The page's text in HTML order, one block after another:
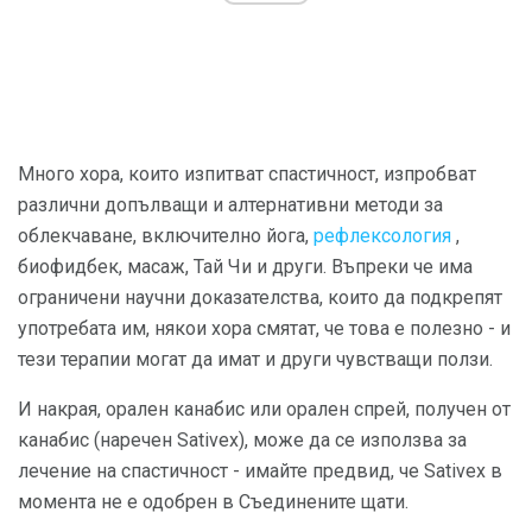
Много хора, които изпитват спастичност, изпробват
различни допълващи и алтернативни методи за
облекчаване, включително йога, рефлексология ,
биофидбек, масаж, Тай Чи и други. Въпреки че има
ограничени научни доказателства, които да подкрепят
употребата им, някои хора смятат, че това е полезно - и
тези терапии могат да имат и други чувстващи ползи.
И накрая, орален канабис или орален спрей, получен от
канабис (наречен Sativex), може да се използва за
лечение на спастичност - имайте предвид, че Sativex в
момента не е одобрен в Съединените щати.